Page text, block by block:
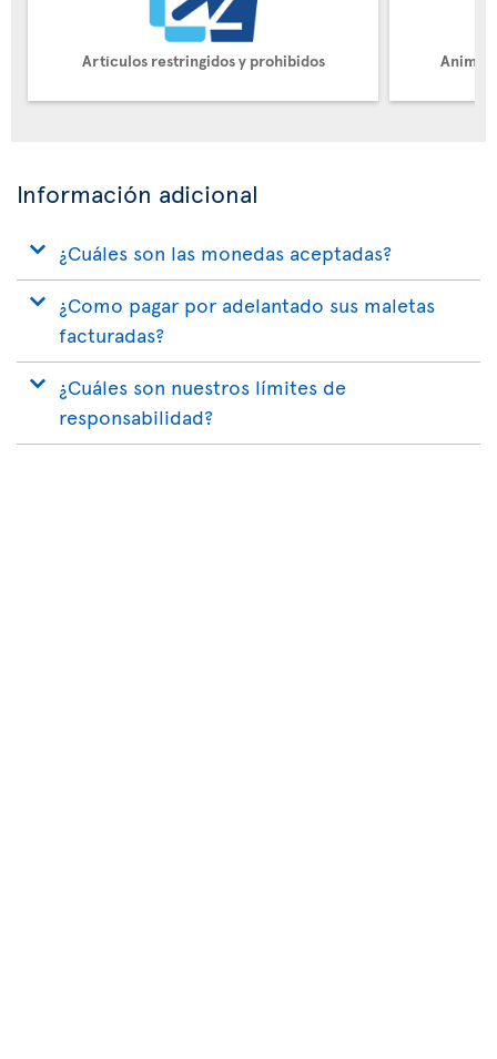
Artículos restringidos y prohibidos
Información adicional
¿Cuáles son las monedas aceptadas?
¿Como pagar por adelantado sus maletas
facturadas?
¿Cuáles son nuestros límites de
responsabilidad?